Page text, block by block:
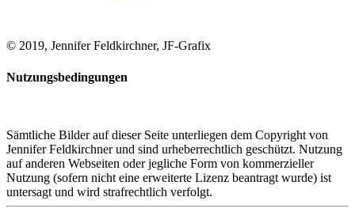
© 2019, Jennifer Feldkirchner, JF-Grafix
Nutzungsbedingungen
Sämtliche Bilder auf dieser Seite unterliegen dem Copyright von
Jennifer Feldkirchner und sind urheberrechtlich geschützt. Nutzung
auf anderen Webseiten oder jegliche Form von kommerzieller
Nutzung (sofern nicht eine erweiterte Lizenz beantragt wurde) ist
untersagt und wird strafrechtlich verfolgt.